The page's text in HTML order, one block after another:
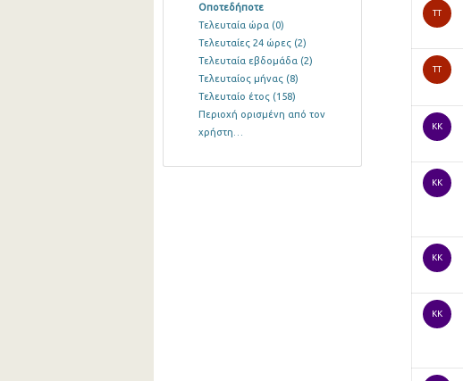
Οποτεδήποτε
Τελευταία ώρα (0)
Τελευταίες 24 ώρες (2)
Τελευταία εβδομάδα (2)
Τελευταίος μήνας (8)
Τελευταίο έτος (158)
Περιοχή ορισμένη από τον
χρήστη…
TT
TT
KK
KK
KK
KK